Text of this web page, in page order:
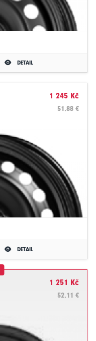
DETAIL
1 245 Kč
51.88 €
DETAIL
1 251 Kč
52.11 €